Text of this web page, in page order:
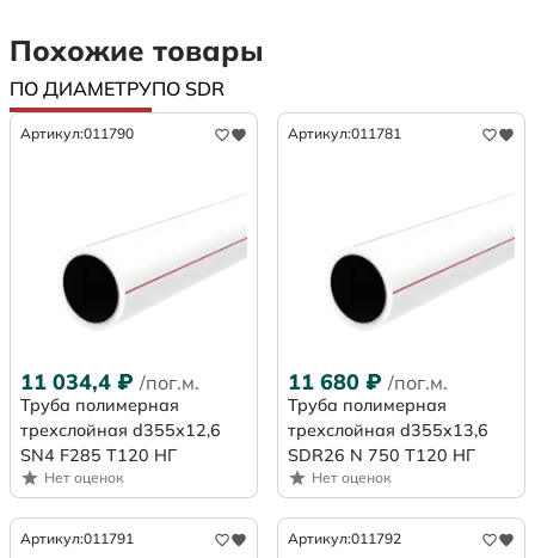
Похожие товары
ПО ДИАМЕТРУПО SDR
Артикул:011790
11 034,4 ₽ /пог.м.
Труба полимерная
трехслойная d355х12,6
SN4 F285 Т120 НГ
Нет оценок
Артикул:011781
11 680 ₽ /пог.м.
Труба полимерная
трехслойная d355x13,6
SDR26 N 750 Т120 НГ
Нет оценок
Артикул:011791 Артикул:011792